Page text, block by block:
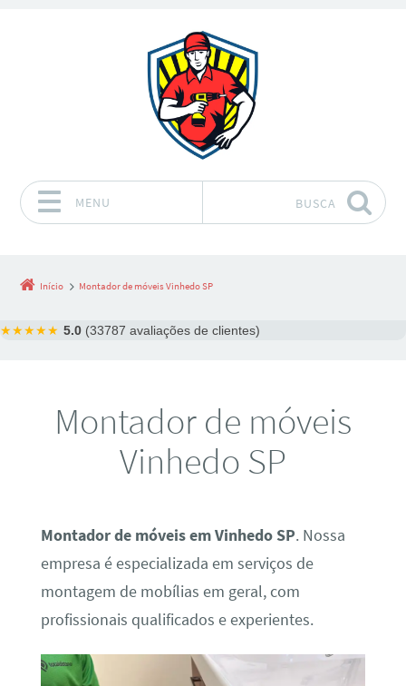
MENU BUSCA
Início Montador de móveis Vinhedo SP
★★★★★ 5.0 (33787 avaliações de clientes)
Montador de móveis
Vinhedo SP
Montador de móveis em Vinhedo SP. Nossa
empresa é especializada em serviços de
montagem de mobílias em geral, com
profissionais qualificados e experientes.